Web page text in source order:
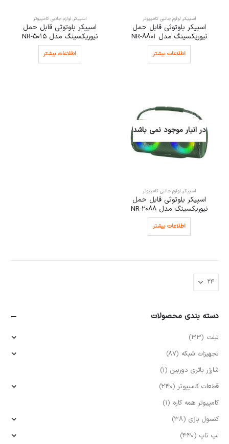
اسپیکر,لوازم جانبی کامپیوتر
اسپیکر بلوتوثی قابل حمل
نیوریکسینگ مدل NR-8801
اطلاعات بیشتر
اسپیکر,لوازم جانبی کامپیوتر
اسپیکر بلوتوثی قابل حمل
نیوریکسینگ مدل NR-5015
اطلاعات بیشتر
در انبار موجود نمی باشد
اسپیکر,لوازم جانبی کامپیوتر
اسپیکر بلوتوثی قابل حمل
نیوریکسینگ مدل NR-2088
اطلاعات بیشتر
دسته بندی محصولات
تبلت (33)
تجهیزات شبکه (87)
شارژر باتری دوربین (1)
قطعات کامپیوتر (240)
کامپیوتر همه کاره (1)
کنسول بازی (38)
لپ تاپ (440)